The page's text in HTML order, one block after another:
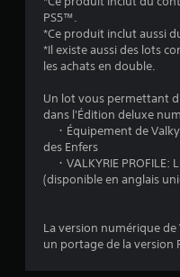
PS5™.
*Ce produit inclut aussi
*Il existe aussi des lots
les achats en double.
Un lot vous permettant
dans l'Édition deluxe
・Équipement de
des Enfers
・VALKYRIE PROFILE:
(disponible en anglais
La version numérique de
un portage de la version